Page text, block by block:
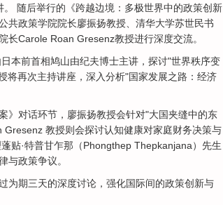
随后举行的《跨越边境：多极世界中的政策创新
共政策学院院长廖振扬教授、清华大学苏世民书
长Carole Roan Gresenz教授进行深度交流。
本前首相鸠山由纪夫博士主讲，探讨"世界秩序变
将再次主持讲座，深入分析"国家发展之路：经济
》对话环节，廖振扬教授会针对"大国夹缝中的东
教授则会探讨认知健康对家庭财务决策与
贴·特普甘乍那（Phongthep Thepkanjana）先生
与政策争议。
为期三天的深度讨论，强化国际间的政策创新与